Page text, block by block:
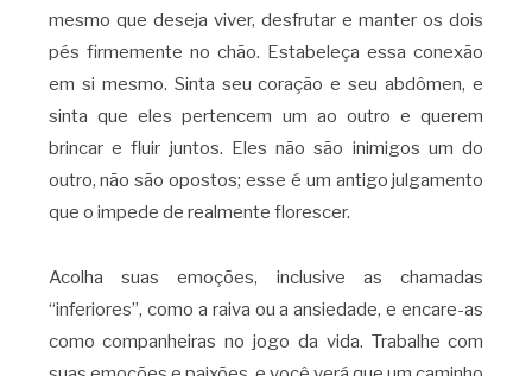
mesmo que deseja viver, desfrutar e manter os dois
pés firmemente no chão. Estabeleça essa conexão
em si mesmo. Sinta seu coração e seu abdômen, e
sinta que eles pertencem um ao outro e querem
brincar e fluir juntos. Eles não são inimigos um do
outro, não são opostos; esse é um antigo julgamento
que o impede de realmente florescer.
Acolha suas emoções, inclusive as chamadas
“inferiores”, como a raiva ou a ansiedade, e encare-as
como companheiras no jogo da vida. Trabalhe com